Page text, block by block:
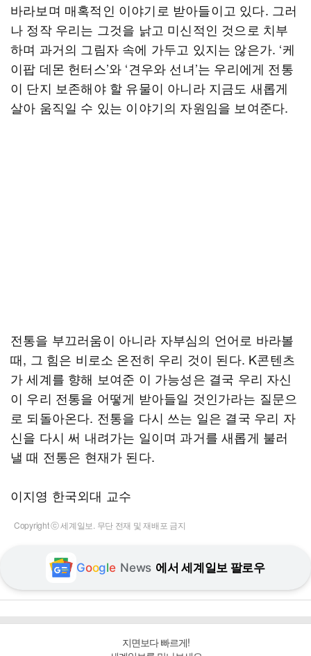
바라보며 매혹적인 이야기로 받아들이고 있다. 그러
나 정작 우리는 그것을 낡고 미신적인 것으로 치부
하며 과거의 그림자 속에 가두고 있지는 않은가. ‘케
이팝 데몬 헌터스’와 ‘견우와 선녀’는 우리에게 전통
이 단지 보존해야 할 유물이 아니라 지금도 새롭게
살아 움직일 수 있는 이야기의 자원임을 보여준다.
전통을 부끄러움이 아니라 자부심의 언어로 바라볼
때, 그 힘은 비로소 온전히 우리 것이 된다. K콘텐츠
가 세계를 향해 보여준 이 가능성은 결국 우리 자신
이 우리 전통을 어떻게 받아들일 것인가라는 질문으
로 되돌아온다. 전통을 다시 쓰는 일은 결국 우리 자
신을 다시 써 내려가는 일이며 과거를 새롭게 불러
낼 때 전통은 현재가 된다.
이지영 한국외대 교수
Copyright ⓒ 세계일보. 무단 전재 및 재배포 금지
Google News 에서 세계일보 팔로우
지면보다 빠르게!